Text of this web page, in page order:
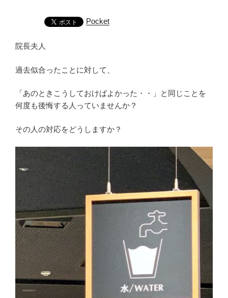
Pocket
院長夫人
過去似合ったことに対して、
「あのときこうしておけばよかった・・」と同じことを
何度も後悔する人っていませんか？
その人の対応をどうしますか？